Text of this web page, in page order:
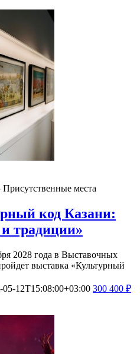
Присутственные места
код Казани:
и традиции»
2028 года в Выставочных
выставка «Культурный
05-12T15:08:00+03:00 300 400 ₽